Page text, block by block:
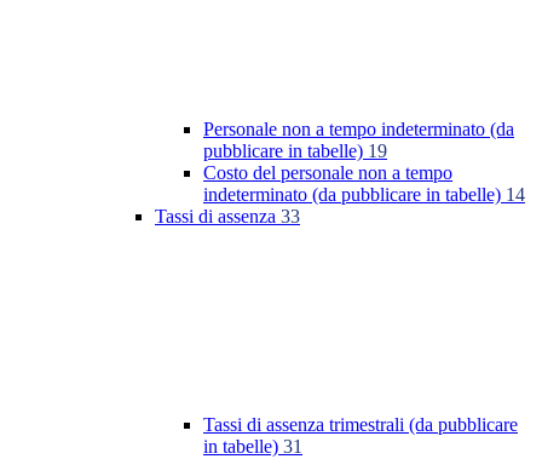
Personale non a tempo indeterminato (da
pubblicare in tabelle) 19
Costo del personale non a tempo
indeterminato (da pubblicare in tabelle) 14
Tassi di assenza 33
Tassi di assenza trimestrali (da pubblicare
in tabelle) 31